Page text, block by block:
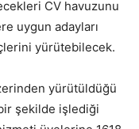
CV havuzunu
uygun adayları
yürütebilecek.
yürütüldüğü
şekilde işlediği